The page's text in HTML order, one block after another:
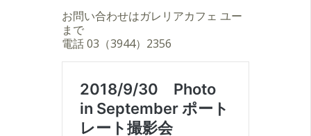
お問い合わせはガレリアカフェ ユー
まで
電話 03（3944）2356